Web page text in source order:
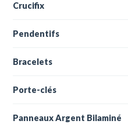
Crucifix
Pendentifs
Bracelets
Porte-clés
Panneaux Argent Bilaminé